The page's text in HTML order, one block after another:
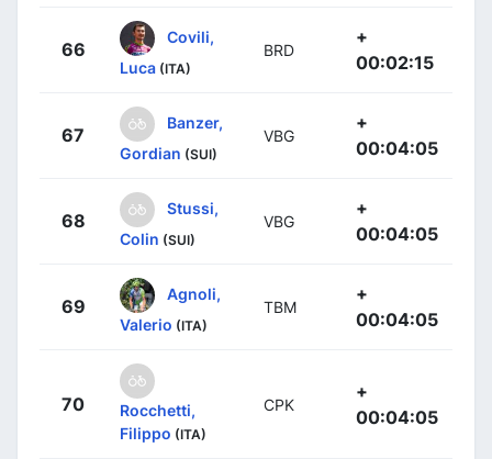
66
Covili,
Luca (ITA)
BRD
+
00:02:15
67
Banzer,
Gordian (SUI)
VBG
+
00:04:05
68
Stussi,
Colin (SUI)
VBG
+
00:04:05
69
Agnoli,
Valerio (ITA)
TBM
+
00:04:05
70
Rocchetti,
Filippo (ITA)
CPK
+
00:04:05